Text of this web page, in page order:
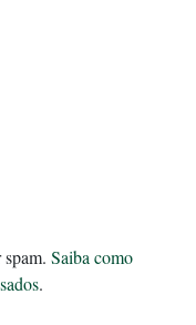
Saiba como
.